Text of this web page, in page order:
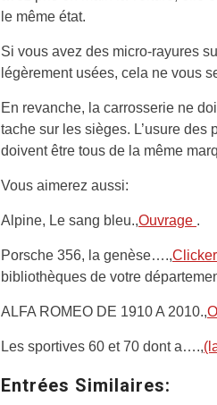
le même état.
Si vous avez des micro-rayures
légèrement usées, cela ne vous
En revanche, la carrosserie ne
tache sur les sièges. L’usure des
doivent être tous de la même
Vous aimerez aussi:
Alpine, Le sang bleu.,Ouvrage .
Porsche 356, la genèse….,
bibliothèques de votre
ALFA ROMEO DE 1910 A 2010.,
Les sportives 60 et 70 dont a….,
Entrées Similaires: